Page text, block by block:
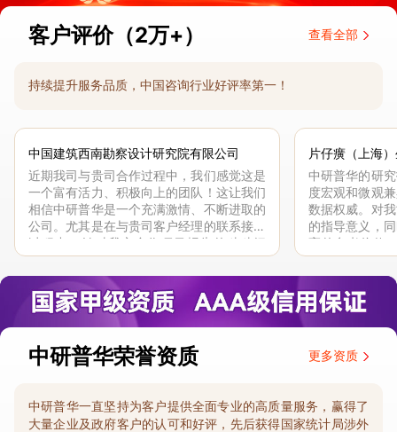
客户评价（2万+） 查看全部
持续提升服务品质，中国咨询行业好评率第一！
中国建筑西南勘察设计研究院有限公司
近期我司与贵司合作过程中，我们感觉这是
一个富有活力、积极向上的团队！这让我们
相信中研普华是一个充满激情、不断进取的
公司。尤其是在与贵司客户经理的联系接洽
过程中，针对我方合作项目报告的种种细
节，及时细致缜密地协助与项目部沟通、探
讨和完善...
片仔癀（上海
中研普华的研
度宏观和微观
数据权威。对
的指导意义，
高的参考价值
体化”服务和行
司继续...
中研普华荣誉资质 更多资质
中研普华一直坚持为客户提供全面专业的高质量服务，赢得了
大量企业及政府客户的认可和好评，先后获得国家统计局涉外